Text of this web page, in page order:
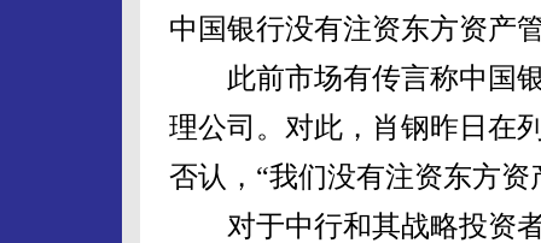
中国银行没有注资东方资产
此前市场有传言称中国银
理公司。对此，肖钢昨日在
否认，“我们没有注资东方
对于中行和其战略投资者